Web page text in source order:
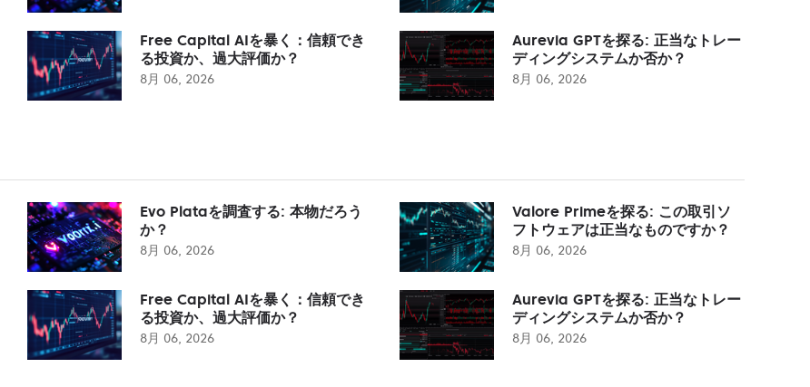
Free Capital AIを暴く：信頼でき
る投資か、過大評価か？
8月 06, 2026
Aurevia GPTを探る: 正当なトレー
ディングシステムか否か？
8月 06, 2026
Evo Plataを調査する: 本物だろう
か？
8月 06, 2026
Valore Primeを探る: この取引ソ
フトウェアは正当なものですか？
8月 06, 2026
Free Capital AIを暴く：信頼でき
る投資か、過大評価か？
8月 06, 2026
Aurevia GPTを探る: 正当なトレー
ディングシステムか否か？
8月 06, 2026